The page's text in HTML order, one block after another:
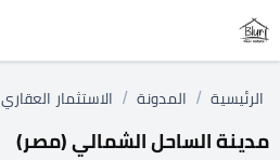
الرئيسية / المدونة / الاستثمار العقاري
مدينة الساحل الشمالي (مصر)